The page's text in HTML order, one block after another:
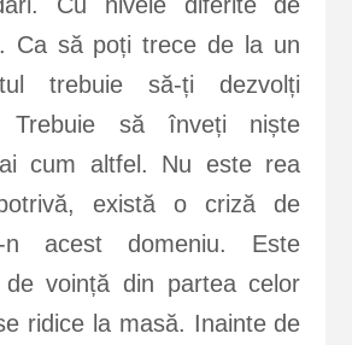
Ca să poți trece de la un
trebuie să-ți dezvolți
Trebuie să înveți niște
cum altfel. Nu este rea
există o criză de
n acest domeniu. Este
de voință din partea celor
ridice la masă. Inainte de